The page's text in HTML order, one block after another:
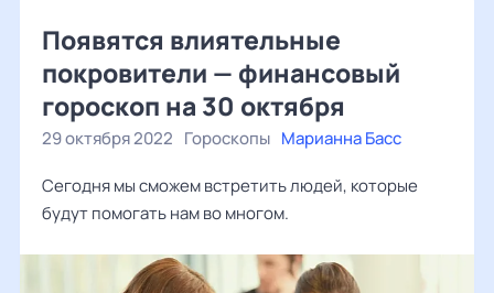
Появятся влиятельные
покровители — финансовый
гороскоп на 30 октября
29 октября 2022 Гороскопы Марианна Басс
Сегодня мы сможем встретить людей, которые
будут помогать нам во многом.